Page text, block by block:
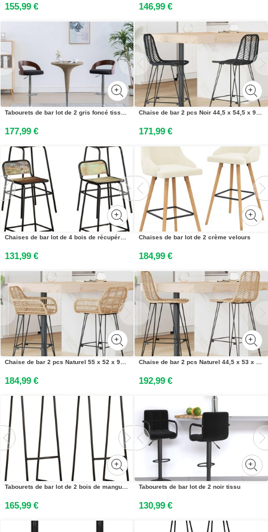
155,99 € 146,99 €
Tabourets de bar lot de 2 gris foncé tissu et bois courbé
177,99 €
Chaise de bar 2 pcs Noir 44,5 x 54,5 x 97,5 cm Rotin et métal
171,99 €
Chaises de bar lot de 4 bois de récupération solide
131,99 €
Chaises de bar lot de 2 crème velours
184,99 €
Chaise de bar 2 pcs Naturel 55 x 52 x 92 cm Rotin et métal
184,99 €
Chaise de bar 2 pcs Naturel 44,5 x 53 x 111 cm Rotin et métal
192,99 €
Tabourets de bar lot de 2 bois de manguier massif
165,99 €
Tabourets de bar lot de 2 noir tissu
130,99 €